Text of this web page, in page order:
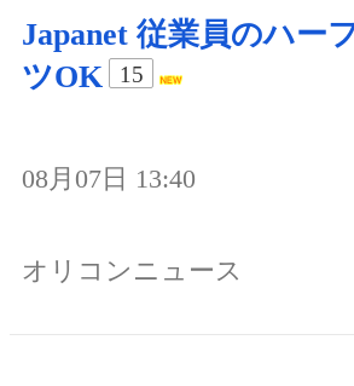
Japanet 従業員のハー
ツOK
15
08月07日 13:40
オリコンニュース